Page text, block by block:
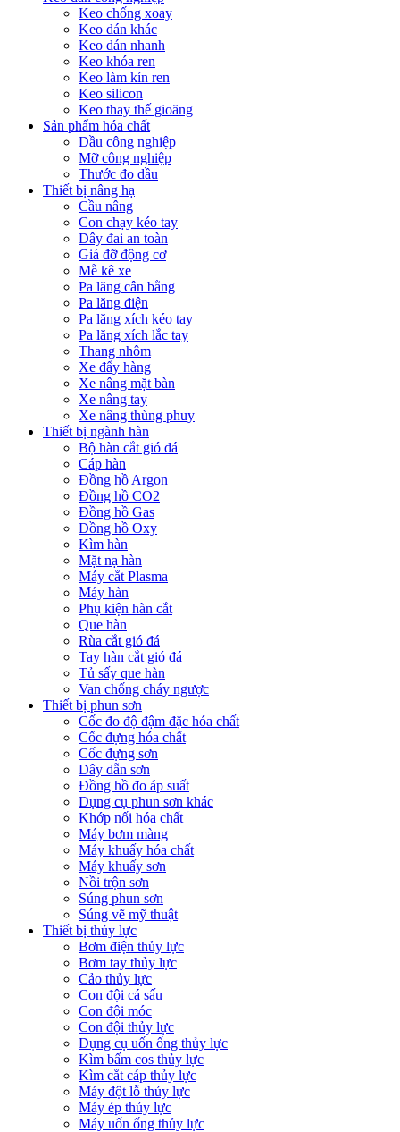
Keo chống xoay
Keo dán khác
Keo dán nhanh
Keo khóa ren
Keo làm kín ren
Keo silicon
Keo thay thế gioăng
Sản phẩm hóa chất
Dầu công nghiệp
Mỡ công nghiệp
Thước đo dầu
Thiết bị nâng hạ
Cầu nâng
Con chạy kéo tay
Dây đai an toàn
Giá đỡ động cơ
Mễ kê xe
Pa lăng cân bằng
Pa lăng điện
Pa lăng xích kéo tay
Pa lăng xích lắc tay
Thang nhôm
Xe đẩy hàng
Xe nâng mặt bàn
Xe nâng tay
Xe nâng thùng phuy
Thiết bị ngành hàn
Bộ hàn cắt gió đá
Cáp hàn
Đồng hồ Argon
Đồng hồ CO2
Đồng hồ Gas
Đồng hồ Oxy
Kìm hàn
Mặt nạ hàn
Máy cắt Plasma
Máy hàn
Phụ kiện hàn cắt
Que hàn
Rùa cắt gió đá
Tay hàn cắt gió đá
Tủ sấy que hàn
Van chống cháy ngược
Thiết bị phun sơn
Cốc đo độ đậm đặc hóa chất
Cốc đựng hóa chất
Cốc đựng sơn
Dây dẫn sơn
Đồng hồ đo áp suất
Dụng cụ phun sơn khác
Khớp nối hóa chất
Máy bơm màng
Máy khuấy hóa chất
Máy khuấy sơn
Nồi trộn sơn
Súng phun sơn
Súng vẽ mỹ thuật
Thiết bị thủy lực
Bơm điện thủy lực
Bơm tay thủy lực
Cảo thủy lực
Con đội cá sấu
Con đội móc
Con đội thủy lực
Dụng cụ uốn ống thủy lực
Kìm bấm cos thủy lực
Kìm cắt cáp thủy lực
Máy đột lỗ thủy lực
Máy ép thủy lực
Máy uốn ống thủy lực